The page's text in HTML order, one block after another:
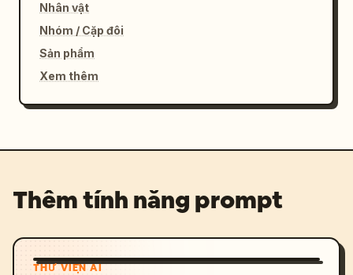
Nhân vật
Nhóm / Cặp đôi
Sản phẩm
Xem thêm
Thêm tính năng prompt
THƯ VIỆN AI